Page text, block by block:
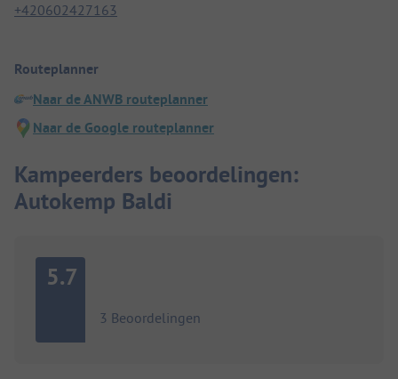
+420602427163
Routeplanner
Naar de ANWB routeplanner
Naar de Google routeplanner
Kampeerders beoordelingen:
Autokemp Baldi
5.7
3 Beoordelingen